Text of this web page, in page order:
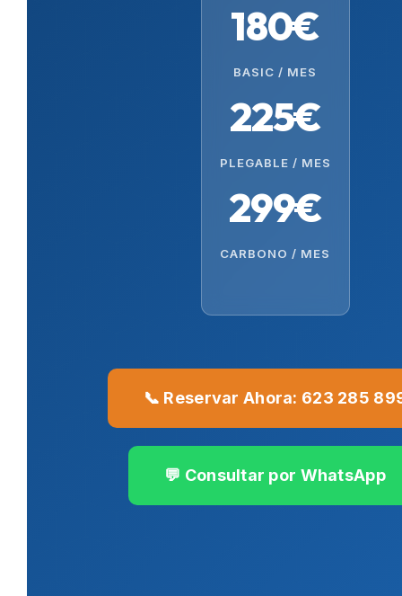
180€
BASIC / MES
225€
PLEGABLE / MES
299€
CARBONO / MES
📞 Reservar Ahora: 623 285
💬 Consultar por WhatsApp